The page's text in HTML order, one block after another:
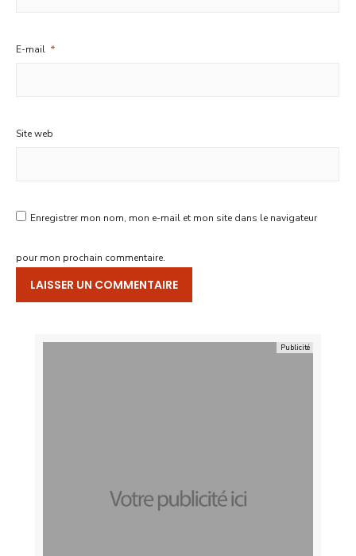
E-mail *
Site web
Enregistrer mon nom, mon e-mail et mon site dans le navigateur
pour mon prochain commentaire.